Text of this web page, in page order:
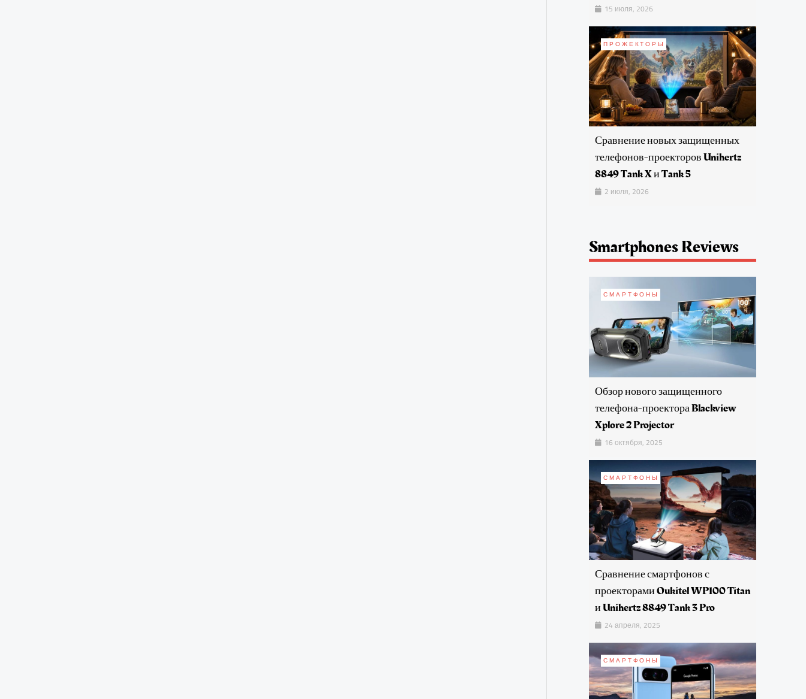
15 июля, 2026
ПРОЖЕКТОРЫ
Сравнение новых защищенных
телефонов-проекторов Unihertz
8849 Tank X и Tank 5
2 июля, 2026
Smartphones Reviews
СМАРТФОНЫ
Обзор нового защищенного
телефона-проектора Blackview
Xplore 2 Projector
16 октября, 2025
СМАРТФОНЫ
Сравнение смартфонов с
проекторами Oukitel WP100 Titan
и Unihertz 8849 Tank 3 Pro
24 апреля, 2025
СМАРТФОНЫ